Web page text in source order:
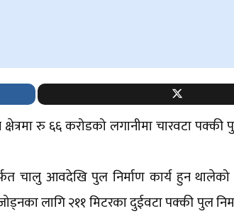
रु ६६ करोडको लगानीमा चारवटा पक्की
चालु आवदेखि पुल निर्माण कार्य हुन
लागि २११ मिटरका दुईवटा पक्की पुल